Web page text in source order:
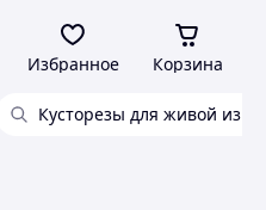
Избранное Корзина
Кусторезы для живой